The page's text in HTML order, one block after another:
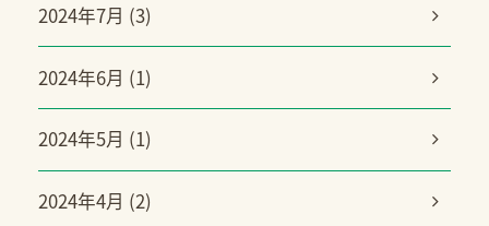
2024年7月 (3)
2024年6月 (1)
2024年5月 (1)
2024年4月 (2)